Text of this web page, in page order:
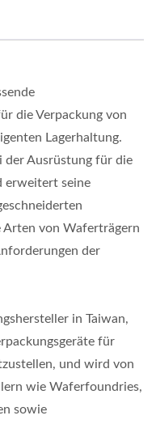
die Verpackung von
Lagerhaltung.
der Ausrüstung für die
erweitert seine
Arten von Waferträgern
der
in Taiwan,
für
und wird von
wie Waferfoundries,
sowie